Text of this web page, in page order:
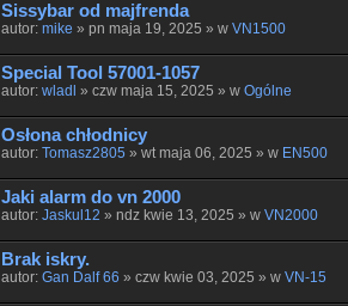
Sissybar od majfrenda
autor: mike » pn maja 19, 2025 » w VN1500
Special Tool 57001-1057
autor: wladl » czw maja 15, 2025 » w Ogólne
Osłona chłodnicy
autor: Tomasz2805 » wt maja 06, 2025 » w EN500
Jaki alarm do vn 2000
autor: Jaskul12 » ndz kwie 13, 2025 » w VN2000
Brak iskry.
autor: Gan Dalf 66 » czw kwie 03, 2025 » w VN-15